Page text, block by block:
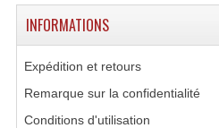
INFORMATIONS
Expédition et retours
Remarque sur la confidentialité
Conditions d'utilisation